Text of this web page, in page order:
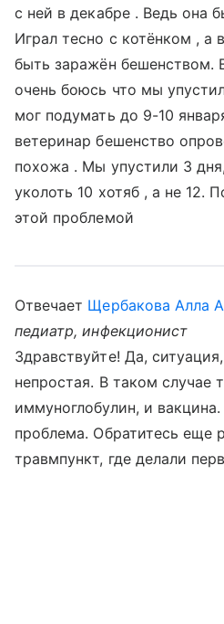
с ней в декабре . Ведь она
Играл тесно с котёнком ,
быть заражён бешенством.
очень боюсь что мы
мог подумать до 9-10
ветеринар бешенство
похожа . Мы упустили 3
уколоть 10 хотяб , а не 12.
этой проблемой
Отвечает Щербакова Алла
педиатр, инфекционист
Здравствуйте! Да,
непростая. В таком случае
иммуноглобулин, и
проблема. Обратитесь еще
травмпункт, где делали